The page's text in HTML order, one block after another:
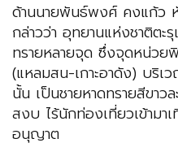
ด้านนายพันธ์พงศ์ คงแก้ว หั
กล่าวว่า อุทยานแห่งชาติตะรุ
ทรายหลายจุด ซึ่งจุดหน่ว
(แหลมสน-เกาะอาดัง) บริเ
นั้น เป็นชายหาดทรายสีขาว
สงบ ไร้นักท่องเที่ยวเข้ามา
อนุญาต